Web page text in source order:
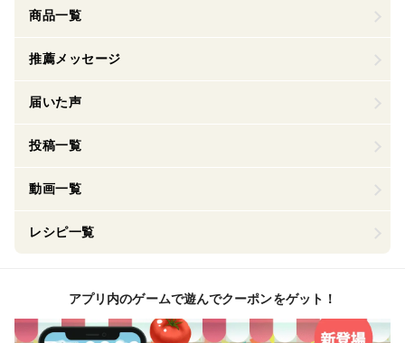
商品一覧
推薦メッセージ
届いた声
投稿一覧
動画一覧
レシピ一覧
アプリ内のゲームで遊んでクーポンをゲット！